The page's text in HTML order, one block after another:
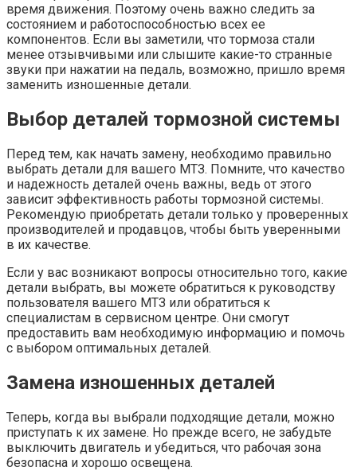
время движения. Поэтому очень важно следить за
состоянием и работоспособностью всех ее
компонентов. Если вы заметили, что тормоза стали
менее отзывчивыми или слышите какие-то странные
звуки при нажатии на педаль, возможно, пришло время
заменить изношенные детали.
Выбор деталей тормозной системы
Перед тем, как начать замену, необходимо правильно
выбрать детали для вашего МТЗ. Помните, что качество
и надежность деталей очень важны, ведь от этого
зависит эффективность работы тормозной системы.
Рекомендую приобретать детали только у проверенных
производителей и продавцов, чтобы быть уверенными
в их качестве.
Если у вас возникают вопросы относительно того, какие
детали выбрать, вы можете обратиться к руководству
пользователя вашего МТЗ или обратиться к
специалистам в сервисном центре. Они смогут
предоставить вам необходимую информацию и помочь
с выбором оптимальных деталей.
Замена изношенных деталей
Теперь, когда вы выбрали подходящие детали, можно
приступать к их замене. Но прежде всего, не забудьте
выключить двигатель и убедиться, что рабочая зона
безопасна и хорошо освещена.